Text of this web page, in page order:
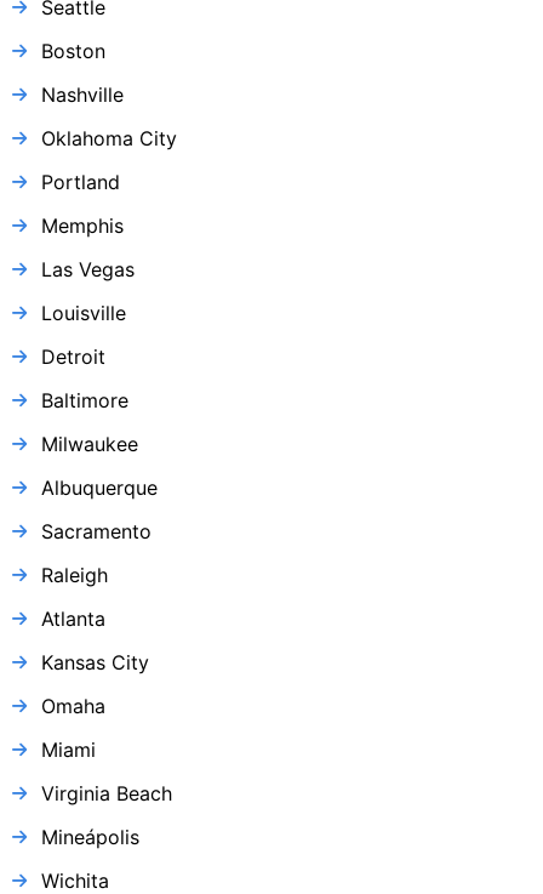
Seattle
Boston
Nashville
Oklahoma City
Portland
Memphis
Las Vegas
Louisville
Detroit
Baltimore
Milwaukee
Albuquerque
Sacramento
Raleigh
Atlanta
Kansas City
Omaha
Miami
Virginia Beach
Mineápolis
Wichita